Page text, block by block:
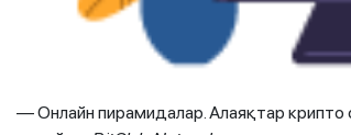
— Онлайн пирамидалар. Алаяқтар